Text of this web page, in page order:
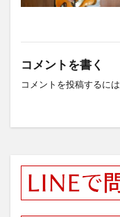
コメントを書く
コメントを投稿するには